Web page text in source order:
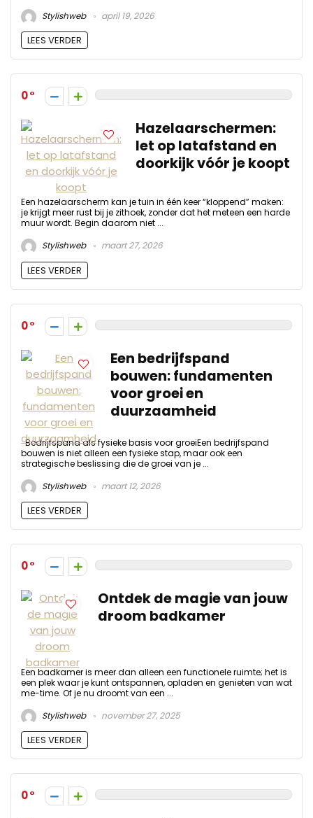
Stylishweb
april 19, 2026
LEES VERDER
0
Hazelaarschermen:
let op latafstand en
doorkijk vóór je koopt
Een hazelaarscherm kan je tuin in één keer “kloppend” maken:
je krijgt meer rust bij je zithoek, zonder dat het meteen een harde
muur wordt. Begin daarom niet ...
Stylishweb
maart 27, 2026
LEES VERDER
0
Een bedrijfspand
bouwen: fundamenten
voor groei en
duurzaamheid
Bedrijfspand als fysieke basis voor groeiEen bedrijfspand
bouwen is niet alleen een fysieke stap, maar ook een
strategische beslissing die de groei van je ...
Stylishweb
maart 12, 2026
LEES VERDER
0
Ontdek de magie van jouw
droom badkamer
Een badkamer is meer dan alleen een functionele ruimte; het is
een plek waar je kunt ontspannen, opladen en genieten van wat
me-time. Of je nu droomt van een ...
Stylishweb
november 27, 2025
LEES VERDER
0